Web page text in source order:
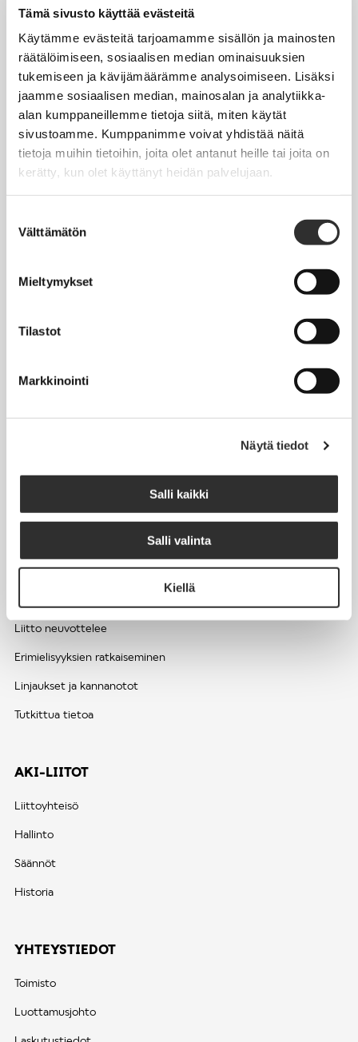
Tämä sivusto käyttää evästeitä
Käytämme evästeitä tarjoamamme sisällön ja mainosten
räätälöimiseen, sosiaalisen median ominaisuuksien
tukemiseen ja kävijämäärämme analysoimiseen. Lisäksi
jaamme sosiaalisen median, mainosalan ja analytiikka-
alan kumppaneillemme tietoja siitä, miten käytät
sivustoamme. Kumppanimme voivat yhdistää näitä
tietoja muihin tietoihin, joita olet antanut heille tai joita on
kerätty, kun olet käyttänyt heidän palvelujaan.
valinta
Välttämätön
Mieltymykset
Tilastot
Markkinointi
Näytä tiedot
Salli kaikki
Salli valinta
Kiellä
Crux-lehti
JOBI
TYÖELÄMÄOPAS
Työnhaku
KirVESTES 2025-2028, KJTES sekä muut työ- ja
Palkkaus
Työttömyys ja lomautukset
Kesätyöntekijän työehdot ja palkkaus seurakuntien hengellisessä
EDUNVALVONTA
Liitto neuvottelee
Erimielisyyksien ratkaiseminen
Linjaukset ja kannanotot
Tutkittua tietoa
AKI-LIITOT
Liittoyhteisö
Hallinto
Säännöt
Historia
YHTEYSTIEDOT
Toimisto
Luottamusjohto